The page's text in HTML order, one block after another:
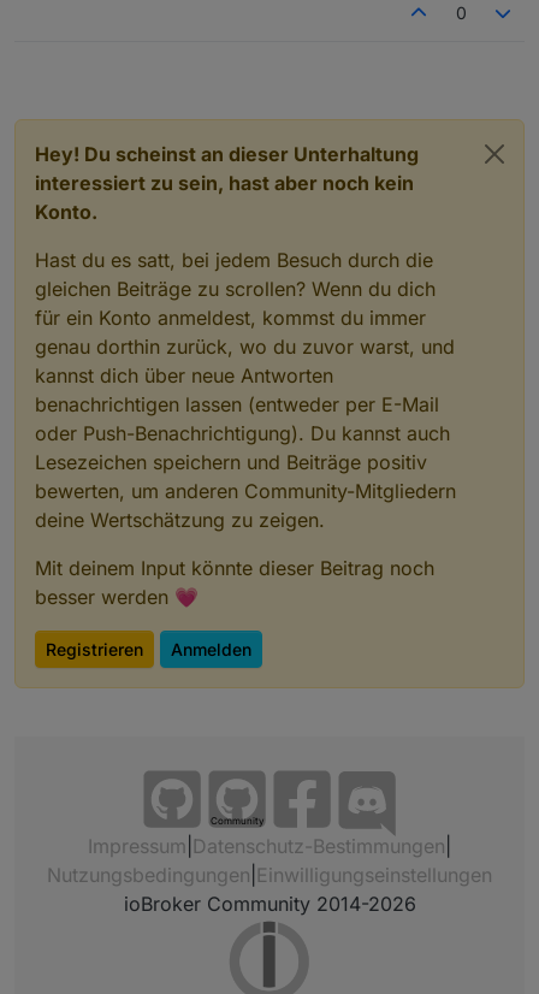
0
Hey! Du scheinst an dieser Unterhaltung
interessiert zu sein, hast aber noch kein
Konto.
Hast du es satt, bei jedem Besuch durch die
gleichen Beiträge zu scrollen? Wenn du dich
für ein Konto anmeldest, kommst du immer
genau dorthin zurück, wo du zuvor warst, und
kannst dich über neue Antworten
benachrichtigen lassen (entweder per E-Mail
oder Push-Benachrichtigung). Du kannst auch
Lesezeichen speichern und Beiträge positiv
bewerten, um anderen Community-Mitgliedern
deine Wertschätzung zu zeigen.
Mit deinem Input könnte dieser Beitrag noch
besser werden 💗
Registrieren Anmelden
Community
Impressum Datenschutz-Bestimmungen
Nutzungsbedingungen Einwilligungseinstellungen
ioBroker Community 2014-2026